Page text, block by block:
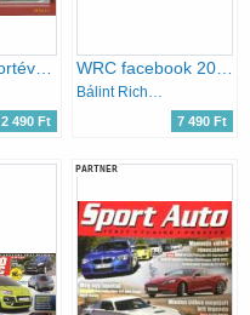
2 490 Ft
WRC facebook 2009 - World Rally Championship 2009 portrékönyv
7 490 Ft
PARTNER